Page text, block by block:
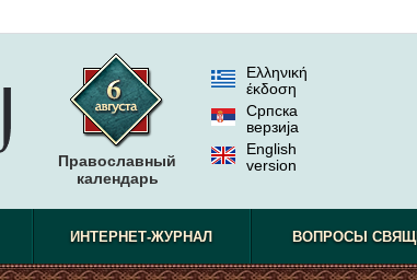
Православный
календарь
Ελληνική
έκδοση
Српска
верзиjа
English
version
ИНТЕРНЕТ-ЖУРНАЛ ВОПРОСЫ